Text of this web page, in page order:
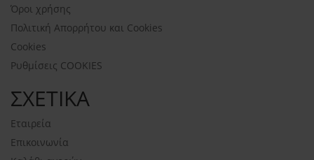
Όροι χρήσης
Πολιτική Απορρήτου και Cookies
Cookies
Ρυθμίσεις COOKIES
ΣΧΕΤΙΚΑ
Εταιρεία
Επικοινωνία